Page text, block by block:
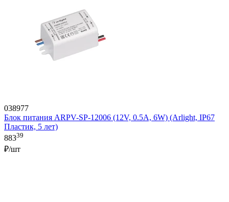
038977
Блок питания ARPV-SP-12006 (12V, 0.5A, 6W) (Arlight, IP67
Пластик, 5 лет)
88339
₽/шт